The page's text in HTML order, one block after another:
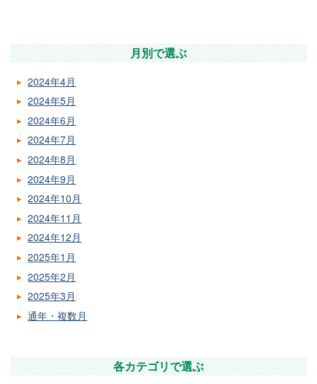
月別で選ぶ
2024年4月
2024年5月
2024年6月
2024年7月
2024年8月
2024年9月
2024年10月
2024年11月
2024年12月
2025年1月
2025年2月
2025年3月
通年・複数月
各カテゴリで選ぶ